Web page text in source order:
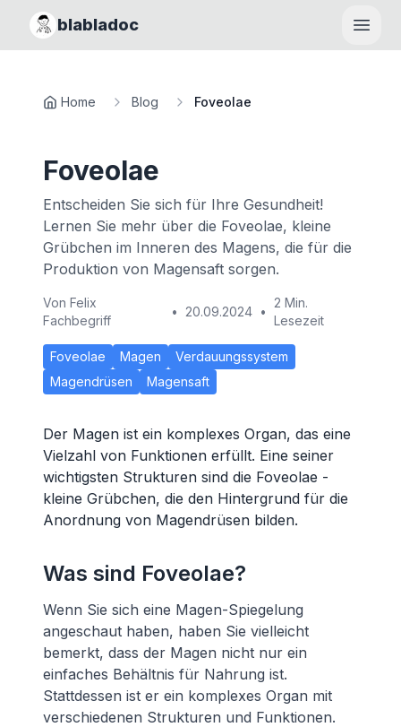
blabladoc
Home Blog Foveolae
Foveolae
Entscheiden Sie sich für Ihre Gesundheit!
Lernen Sie mehr über die Foveolae, kleine
Grübchen im Inneren des Magens, die für die
Produktion von Magensaft sorgen.
Von Felix
Fachbegriff
• 20.09.2024 •
2 Min.
Lesezeit
Foveolae Magen
Verdauungssystem
Magendrüsen
Magensaft
Der Magen ist ein komplexes Organ, das eine
Vielzahl von Funktionen erfüllt. Eine seiner
wichtigsten Strukturen sind die Foveolae -
kleine Grübchen, die den Hintergrund für die
Anordnung von Magendrüsen bilden.
Was sind Foveolae?
Wenn Sie sich eine Magen-Spiegelung
angeschaut haben, haben Sie vielleicht
bemerkt, dass der Magen nicht nur ein
einfaches Behältnis für Nahrung ist.
Stattdessen ist er ein komplexes Organ mit
verschiedenen Strukturen und Funktionen.